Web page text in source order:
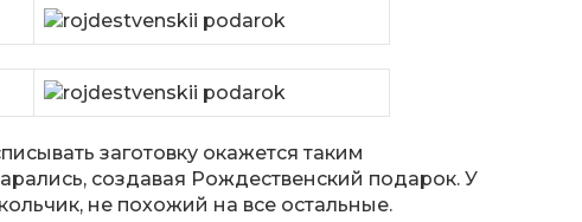
заготовку окажется таким
создавая Рождественский подарок. У
не похожий на все остальные.